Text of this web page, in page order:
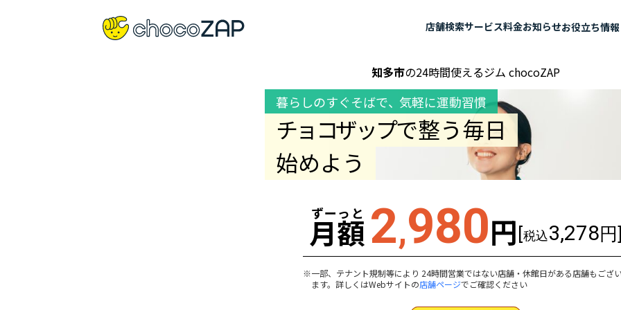
店舗検索サービス料金お知らせお役立ち情報
知多市の24時間使えるジム chocoZAP
暮らしのすぐそばで、 気軽に運動習慣
チョコザップで整う毎日
始めよう
ずーっと
月額2,980円 [税込3,278円]
一部、テナント規制等により 24時間営業ではない店舗・休館日がある店舗もござ
ます。詳しくはWebサイトの店舗ページでご確認ください